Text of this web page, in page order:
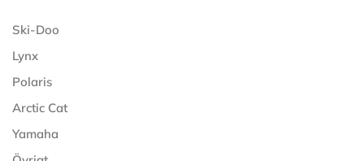
Ski-Doo
Lynx
Polaris
Arctic Cat
Yamaha